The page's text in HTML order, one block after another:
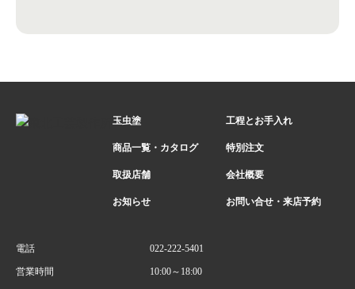
玉虫塗 工程とお手入れ
商品一覧・カタログ 特別注文
取扱店舗 会社概要
お知らせ お問い合せ・来店予約
電話 022-222-5401
営業時間 10:00～18:00